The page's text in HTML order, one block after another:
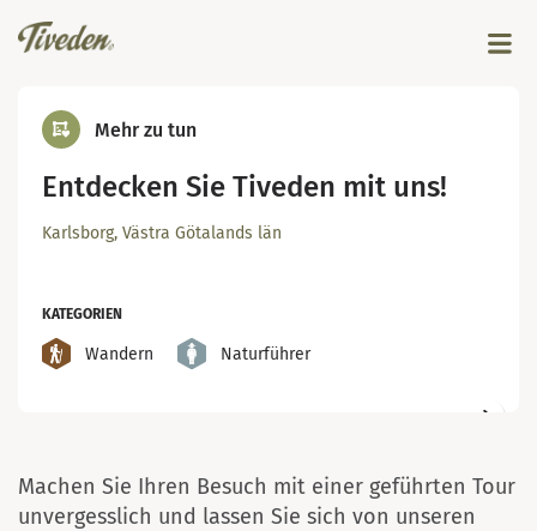
Mehr zu tun
Entdecken Sie Tiveden mit uns!
Karlsborg, Västra Götalands län
KATEGORIEN
Wandern Naturführer
Machen Sie Ihren Besuch mit einer geführten Tour
unvergesslich und lassen Sie sich von unseren